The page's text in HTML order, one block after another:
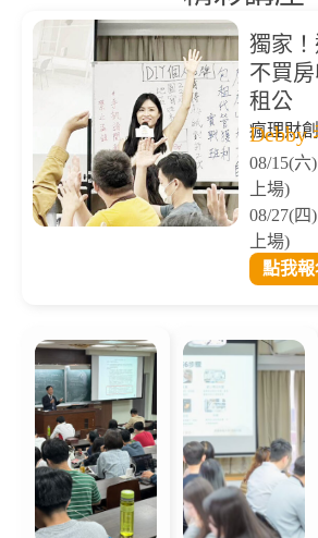
獨家
不買
租公
瘋理財
Debby
08/15(六
上場)
08/27(四
上場)
點我報